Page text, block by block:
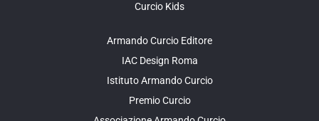
Curcio Kids
Armando Curcio Editore
IAC Design Roma
Istituto Armando Curcio
Premio Curcio